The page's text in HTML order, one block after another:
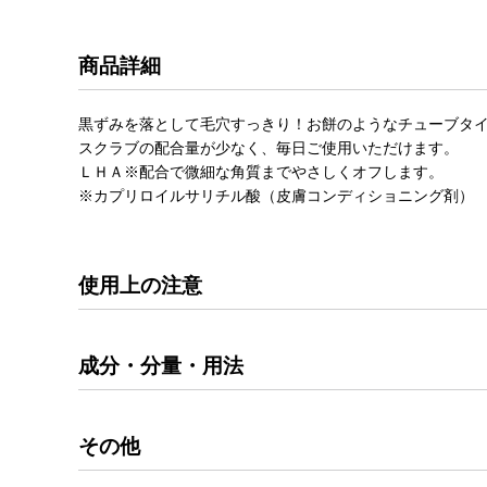
商品詳細
黒ずみを落として毛穴すっきり！お餅のようなチューブタ
スクラブの配合量が少なく、毎日ご使用いただけます。
ＬＨＡ※配合で微細な角質までやさしくオフします。
※カプリロイルサリチル酸（皮膚コンディショニング剤）
使用上の注意
成分・分量・用法
その他